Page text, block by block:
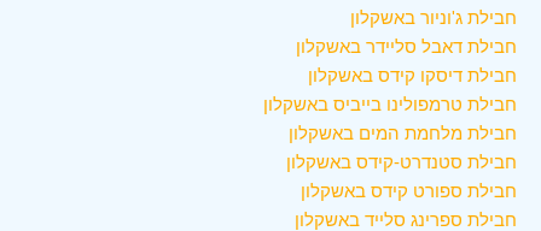
חבילת ג'וניור באשקלון
חבילת דאבל סליידר באשקלון
חבילת דיסקו קידס באשקלון
חבילת טרמפולינו בייביס באשקלון
חבילת מלחמת המים באשקלון
חבילת סטנדרט-קידס באשקלון
חבילת ספורט קידס באשקלון
חבילת ספרינג סלייד באשקלון